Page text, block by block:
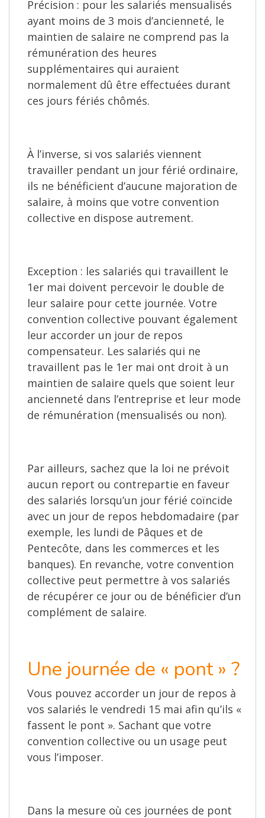
Précision : pour les salariés mensualisés
ayant moins de 3 mois d’ancienneté, le
maintien de salaire ne comprend pas la
rémunération des heures
supplémentaires qui auraient
normalement dû être effectuées durant
ces jours fériés chômés.
À l’inverse, si vos salariés viennent
travailler pendant un jour férié ordinaire,
ils ne bénéficient d’aucune majoration de
salaire, à moins que votre convention
collective en dispose autrement.
Exception : les salariés qui travaillent le
1er mai doivent percevoir le double de
leur salaire pour cette journée. Votre
convention collective pouvant également
leur accorder un jour de repos
compensateur. Les salariés qui ne
travaillent pas le 1er mai ont droit à un
maintien de salaire quels que soient leur
ancienneté dans l’entreprise et leur mode
de rémunération (mensualisés ou non).
Par ailleurs, sachez que la loi ne prévoit
aucun report ou contrepartie en faveur
des salariés lorsqu’un jour férié coïncide
avec un jour de repos hebdomadaire (par
exemple, les lundi de Pâques et de
Pentecôte, dans les commerces et les
banques). En revanche, votre convention
collective peut permettre à vos salariés
de récupérer ce jour ou de bénéficier d’un
complément de salaire.
Une journée de « pont » ?
Vous pouvez accorder un jour de repos à
vos salariés le vendredi 15 mai afin qu’ils «
fassent le pont ». Sachant que votre
convention collective ou un usage peut
vous l’imposer.
Dans la mesure où ces journées de pont